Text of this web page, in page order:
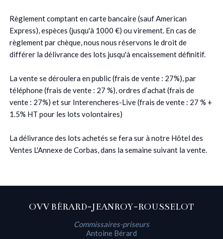
Règlement comptant en carte bancaire (sauf American
Express), espèces (jusqu'à 1000 €) ou virement. En cas de
règlement par chèque, nous nous réservons le droit de
différer la délivrance des lots jusqu'à encaissement définitif.
La vente se déroulera en public (frais de vente : 27%), par
téléphone (frais de vente : 27 %), ordres d’achat (frais de
vente : 27%) et sur Interencheres-Live (frais de vente : 27 % +
1.5% HT pour les lots volontaires)
La délivrance des lots achetés se fera sur à notre Hôtel des
Ventes L'Annexe de Corbas, dans la semaine suivant la vente.
OVV BÉRARD-JEANROY-ROUSSELOT
Commissaires-priseurs
Antoine Bérard